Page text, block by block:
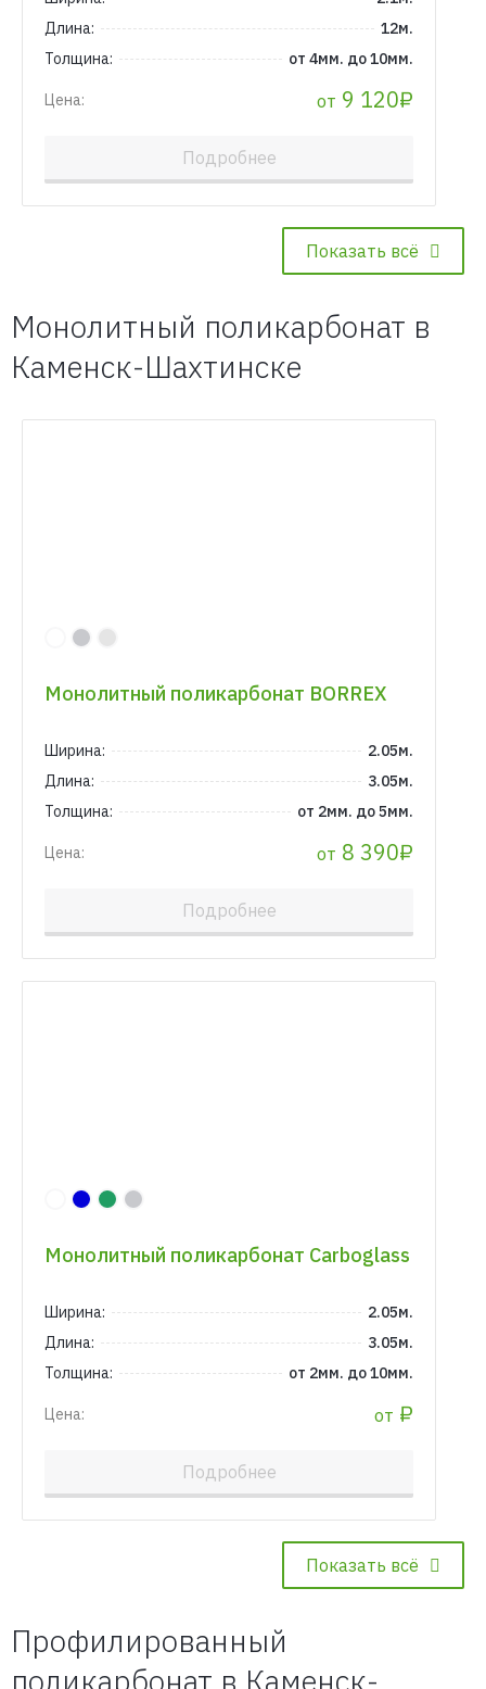
Длина:
12м.
Толщина:
от 4мм. до 10мм.
Цена: от 9 120₽
Подробнее
Показать всё
Монолитный поликарбонат в
Каменск-Шахтинске
Монолитный поликарбонат BORREX
Ширина:
2.05м.
Длина:
3.05м.
Толщина:
от 2мм. до 5мм.
Цена: от 8 390₽
Подробнее
Монолитный поликарбонат Carboglass
Ширина:
2.05м.
Длина:
3.05м.
Толщина:
от 2мм. до 10мм.
Цена: от ₽
Подробнее
Показать всё
Профилированный
поликарбонат в Каменск-